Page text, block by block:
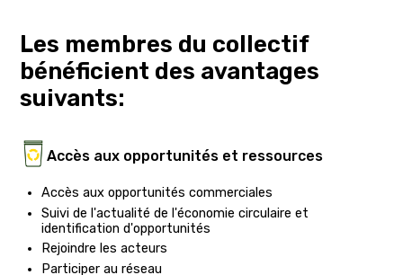
Les membres du collectif
bénéficient des avantages
suivants:
Accès aux opportunités et ressources
Accès aux opportunités commerciales
Suivi de l'actualité de l'économie circulaire et
identification d'opportunités
Rejoindre les acteurs
Participer au réseau